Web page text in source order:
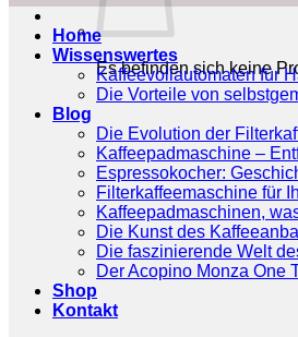
Es befinden sich keine
Home
Wissenswertes
Kaffeevollautomaten für
Die Vorteile von
Blog
Die Evolution der
Kaffeepadmaschine –
Espressokocher:
Filterkaffeemaschine für
Kaffeepadmaschinen,
Die Kunst des
Die faszinierende Welt
Der Acopino Monza One
Shop
Kontakt